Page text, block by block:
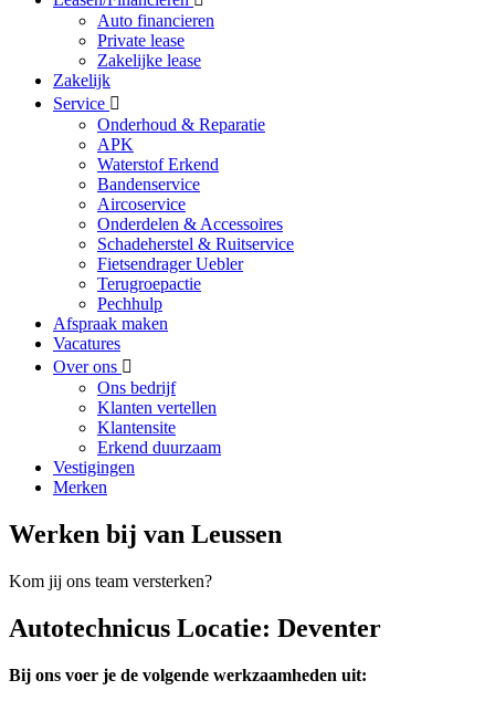
Auto financieren
Private lease
Zakelijke lease
Zakelijk
Service
Onderhoud & Reparatie
APK
Waterstof Erkend
Bandenservice
Aircoservice
Onderdelen & Accessoires
Schadeherstel & Ruitservice
Fietsendrager Uebler
Terugroepactie
Pechhulp
Afspraak maken
Vacatures
Over ons
Ons bedrijf
Klanten vertellen
Klantensite
Erkend duurzaam
Vestigingen
Merken
Werken bij van Leussen
Kom jij ons team versterken?
Autotechnicus Locatie: Deventer
Bij ons voer je de volgende werkzaamheden uit: